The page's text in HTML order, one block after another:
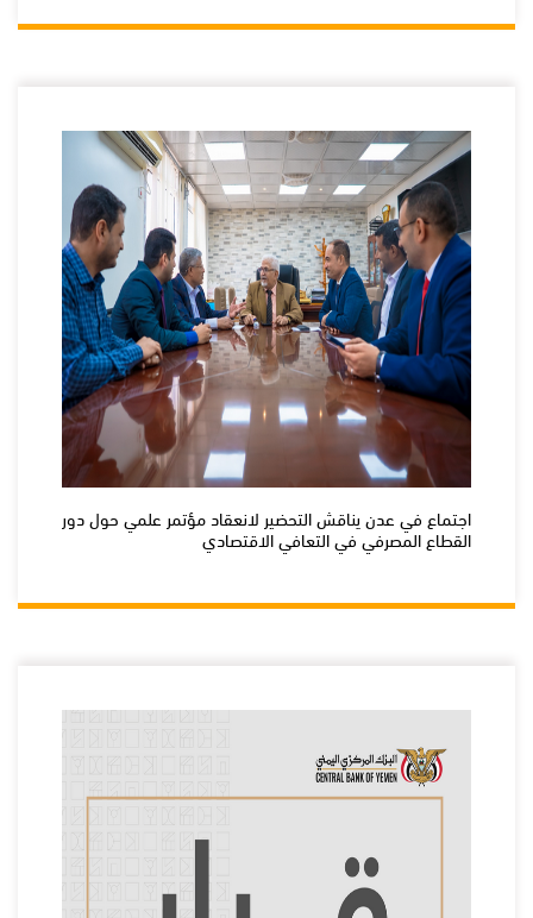
اجتماع في عدن يناقش التحضير لانعقاد مؤتمر علمي حول دور
القطاع المصرفي في التعافي الاقتصادي